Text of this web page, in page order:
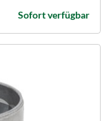
Sofort verfügbar